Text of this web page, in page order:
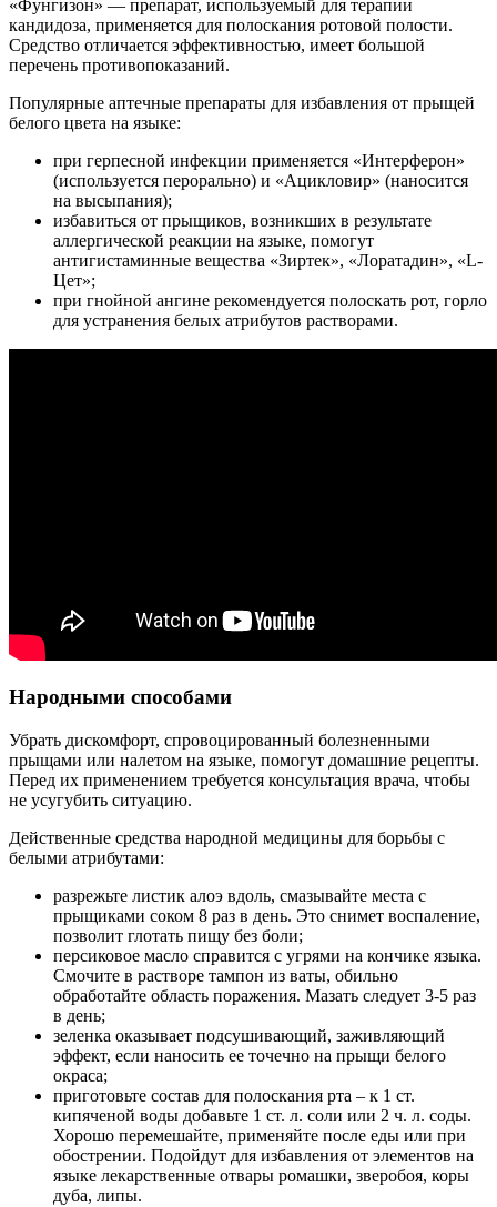
«Фунгизон» — препарат, используемый для терапии
кандидоза, применяется для полоскания ротовой полости.
Средство отличается эффективностью, имеет большой
перечень противопоказаний.
Популярные аптечные препараты для избавления от прыщей
белого цвета на языке:
при герпесной инфекции применяется «Интерферон»
(используется перорально) и «Ацикловир» (наносится
на высыпания);
избавиться от прыщиков, возникших в результате
аллергической реакции на языке, помогут
антигистаминные вещества «Зиртек», «Лоратадин», «L-
Цет»;
при гнойной ангине рекомендуется полоскать рот, горло
для устранения белых атрибутов растворами.
Народными способами
Убрать дискомфорт, спровоцированный болезненными
прыщами или налетом на языке, помогут домашние рецепты.
Перед их применением требуется консультация врача, чтобы
не усугубить ситуацию.
Действенные средства народной медицины для борьбы с
белыми атрибутами:
разрежьте листик алоэ вдоль, смазывайте места с
прыщиками соком 8 раз в день. Это снимет воспаление,
позволит глотать пищу без боли;
персиковое масло справится с угрями на кончике языка.
Смочите в растворе тампон из ваты, обильно
обработайте область поражения. Мазать следует 3-5 раз
в день;
зеленка оказывает подсушивающий, заживляющий
эффект, если наносить ее точечно на прыщи белого
окраса;
приготовьте состав для полоскания рта – к 1 ст.
кипяченой воды добавьте 1 ст. л. соли или 2 ч. л. соды.
Хорошо перемешайте, применяйте после еды или при
обострении. Подойдут для избавления от элементов на
языке лекарственные отвары ромашки, зверобоя, коры
дуба, липы.